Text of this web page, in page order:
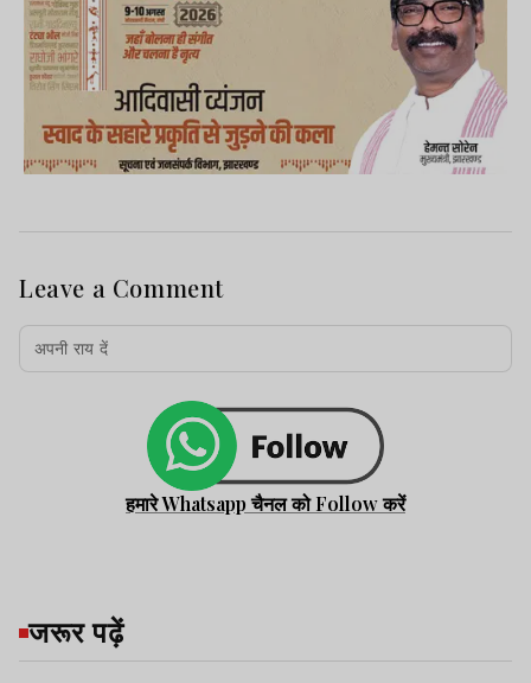
Leave a Comment
हमारे Whatsapp चैनल को Follow करें
जरूर पढ़ें